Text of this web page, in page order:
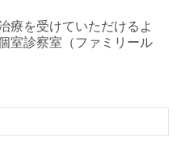
療を受けていただけるよ
室診察室（ファミリール